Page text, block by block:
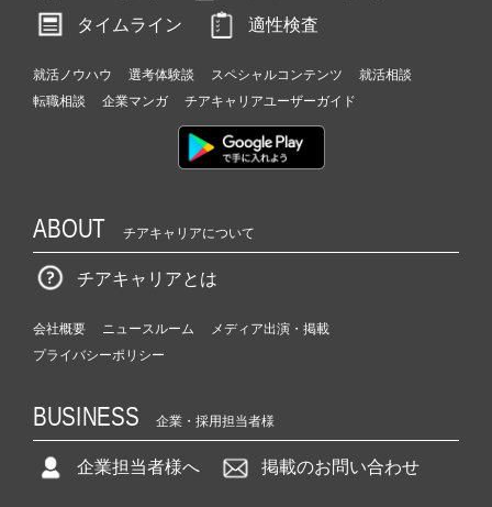
タイムライン
適性検査
就活ノウハウ 選考体験談 スペシャルコンテンツ
就活相談
転職相談
企業マンガ チアキャリアユーザーガイド
ABOUT チアキャリアについて
チアキャリアとは
会社概要 ニュースルーム
メディア出演・掲載
プライバシーポリシー
BUSINESS 企業・採用担当者様
企業担当者様へ 掲載のお問い合わせ